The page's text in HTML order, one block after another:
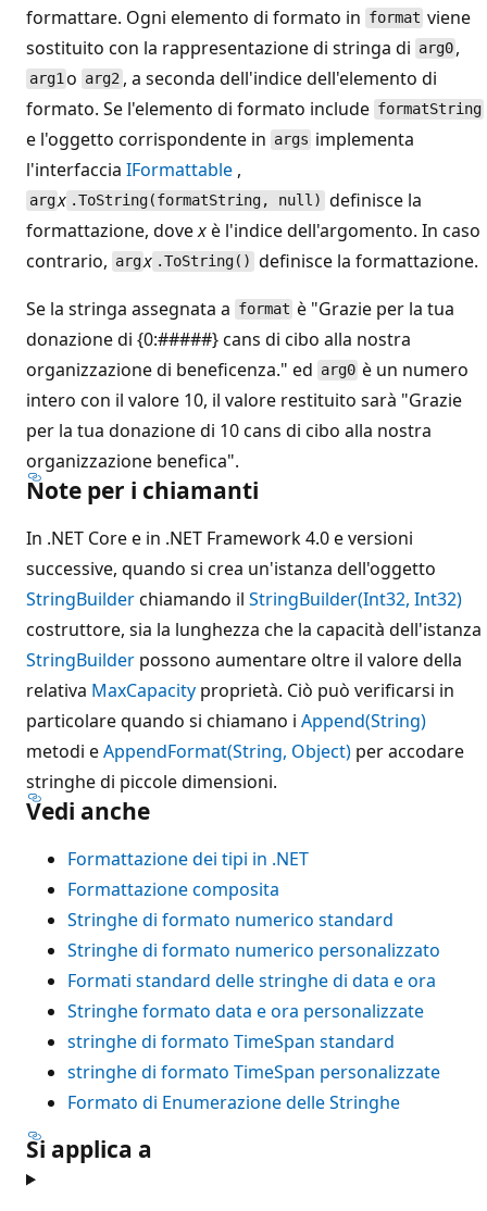
formattare. Ogni elemento di formato in format viene
sostituito con la rappresentazione di stringa di arg0 ,
arg1o arg2, a seconda dell'indice dell'elemento di
formato. Se l'elemento di formato include formatString
e l'oggetto corrispondente in args implementa
l'interfaccia IFormattable ,
argx .ToString(formatString, null) definisce la
formattazione, dovexè l'indice dell'argomento. In caso
contrario, argx .ToString() definisce la formattazione.
Se la stringa assegnata a format è "Grazie per la tua
donazione di {0:#####} cans di cibo alla nostra
organizzazione di beneficenza." ed arg0 è un numero
intero con il valore 10, il valore restituito sarà "Grazie
per la tua donazione di 10 cans di cibo alla nostra
organizzazione benefica".
Note per i chiamanti
In .NET Core e in .NET Framework 4.0 e versioni
successive, quando si crea un'istanza dell'oggetto
StringBuilderchiamando il StringBuilder(Int32, Int32)
costruttore, sia la lunghezza che la capacità dell'istanza
StringBuilder possono aumentare oltre il valore della
relativa MaxCapacity proprietà. Ciò può verificarsi in
particolare quando si chiamano i Append(String)
metodi eAppendFormat(String, Object) per accodare
stringhe di piccole dimensioni.
Vedi anche
Formattazione dei tipi in .NET
Formattazione composita
Stringhe di formato numerico standard
Stringhe di formato numerico personalizzato
Formati standard delle stringhe di data e ora
Stringhe formato data e ora personalizzate
stringhe di formato TimeSpan standard
stringhe di formato TimeSpan personalizzate
Formato di Enumerazione delle Stringhe
Si applica a